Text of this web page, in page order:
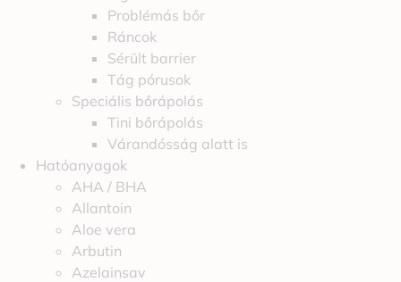
Problémás bőr
Ráncok
Sérült barrier
Tág pórusok
Speciális bőrápolás
Tini bőrápolás
Várandósság alatt is
Hatóanyagok
AHA / BHA
Allantoin
Aloe vera
Arbutin
Azelainsav